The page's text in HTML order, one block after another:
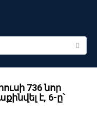
736 նոր
է, 6-ը՝